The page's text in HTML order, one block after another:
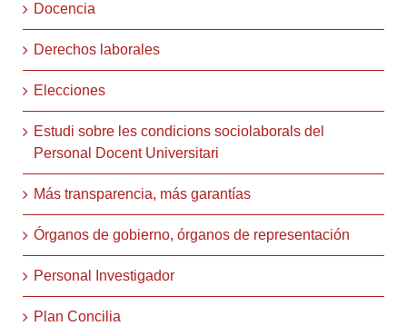
Docencia
Derechos laborales
Elecciones
Estudi sobre les condicions sociolaborals del
Personal Docent Universitari
Más transparencia, más garantías
Órganos de gobierno, órganos de representación
Personal Investigador
Plan Concilia